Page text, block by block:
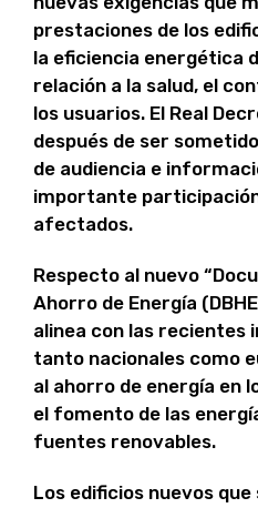
prestaciones de los
la eficiencia energética
relación a la salud, el
los usuarios. El Real
después de ser
de audiencia e
importante
afectados.
Respecto al nuevo
Ahorro de Energía
alinea con las recientes
tanto nacionales como
al ahorro de energía en
el fomento de las
fuentes renovables.
Los edificios nuevos